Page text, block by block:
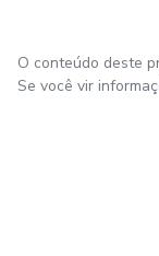
O conteúdo deste
Se você vir